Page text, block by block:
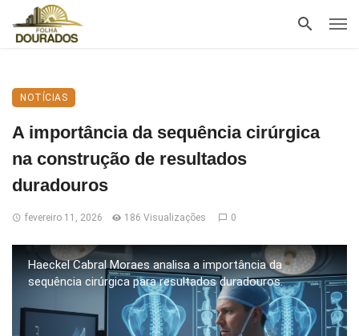
NOTÍCIAS
A importância da sequência cirúrgica
na construção de resultados
duradouros
fevereiro 11, 2026 186 Visualizações 0
Haeckel Cabral Moraes analisa a importância da
sequência cirúrgica para resultados duradouros.